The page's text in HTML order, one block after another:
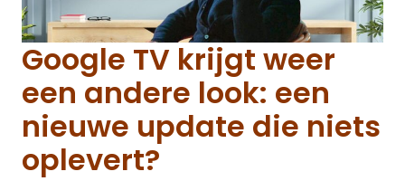
Google TV krijgt weer
een andere look: een
nieuwe update die niets
oplevert?